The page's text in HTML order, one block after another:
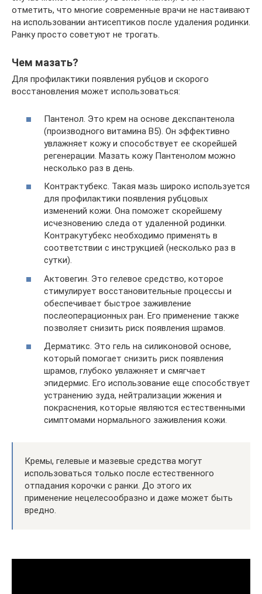
отметить, что многие современные врачи не настаивают
на использовании антисептиков после удаления родинки.
Ранку просто советуют не трогать.
Чем мазать?
Для профилактики появления рубцов и скорого
восстановления может использоваться:
Пантенол. Это крем на основе декспантенола
(производного витамина В5). Он эффективно
увлажняет кожу и способствует ее скорейшей
регенерации. Мазать кожу Пантенолом можно
несколько раз в день.
Контрактубекс. Такая мазь широко используется
для профилактики появления рубцовых
изменений кожи. Она поможет скорейшему
исчезновению следа от удаленной родинки.
Контракутубекс необходимо применять в
соответствии с инструкцией (несколько раз в
сутки).
Актовегин. Это гелевое средство, которое
стимулирует восстановительные процессы и
обеспечивает быстрое заживление
послеоперационных ран. Его применение также
позволяет снизить риск появления шрамов.
Дерматикс. Это гель на силиконовой основе,
который помогает снизить риск появления
шрамов, глубоко увлажняет и смягчает
эпидермис. Его использование еще способствует
устранению зуда, нейтрализации жжения и
покраснения, которые являются естественными
симптомами нормального заживления кожи.
Кремы, гелевые и мазевые средства могут
использоваться только после естественного
отпадания корочки с ранки. До этого их
применение нецелесообразно и даже может быть
вредно.